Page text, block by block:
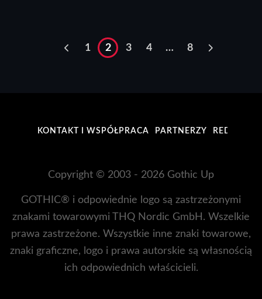
1 2 3 4 … 8
KONTAKT I WSPÓŁPRACA PARTNERZY REDAKCJA
Copyright © 2003 - 2026 Gothic Up
GOTHIC® i odpowiednie logo są zastrzeżonymi
znakami towarowymi THQ Nordic GmbH. Wszelkie
prawa zastrzeżone. Wszystkie inne znaki towarowe,
znaki graficzne, logo i prawa autorskie są własnością
ich odpowiednich właścicieli.